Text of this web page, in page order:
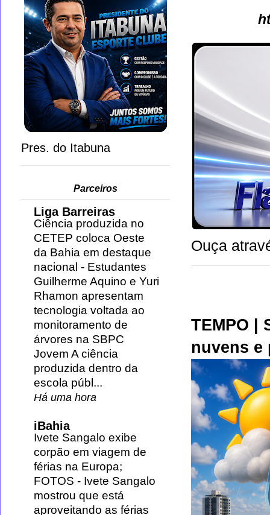
Ouça
TEMPO |
nuvens e
Pres. do Itabuna
Parceiros
Liga Barreiras
Ciência produzida no
CETEP coloca Oeste
da Bahia em destaque
nacional - Estudantes
Guilherme Aquino e Yuri
Rhamon apresentam
tecnologia voltada ao
monitoramento de
árvores na SBPC
Jovem A ciência
produzida dentro da
escola públ...
Há uma hora
iBahia
Ivete Sangalo exibe
corpão em viagem de
férias na Europa;
FOTOS - Ivete Sangalo
mostrou que está
aproveitando as férias